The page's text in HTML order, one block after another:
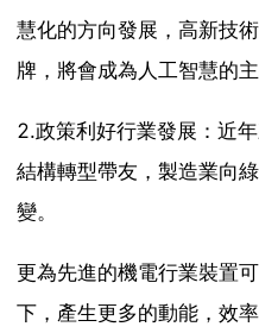
慧化的方向發展，高新技
牌，將會成為人工智慧的主
2.政策利好行業發展：近
結構轉型帶友，製造業向
變。
更為先進的機電行業裝置
下，產生更多的動能，效